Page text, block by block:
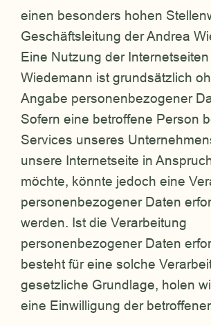
einen besonders hohen
Geschäftsleitung der Andrea
Eine Nutzung der
Wiedemann ist grundsätzlich
Angabe personenbezogener
Sofern eine betroffene Person
Services unseres
unsere Internetseite in
möchte, könnte jedoch eine
personenbezogener Daten
werden. Ist die Verarbeitung
personenbezogener Daten
besteht für eine solche
gesetzliche Grundlage, holen
eine Einwilligung der